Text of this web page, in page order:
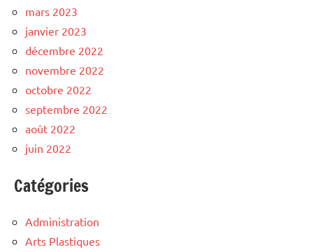
mars 2023
janvier 2023
décembre 2022
novembre 2022
octobre 2022
septembre 2022
août 2022
juin 2022
Catégories
Administration
Arts Plastiques